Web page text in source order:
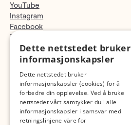
YouTube
Instagram
Facebook
TikTok
Fotopodden
Dette nettstedet bruker
informasjonskapsler
Dette nettstedet bruker
informasjonskapsler (cookies) for å
forbedre din opplevelse. Ved å bruke
nettstedet vårt samtykker du i alle
informasjonskapsler i samsvar med
retningslinjene våre for